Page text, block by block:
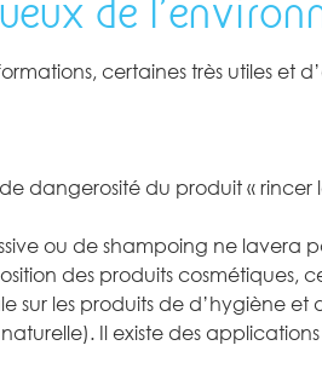
de
certaines très utiles et
dangerosité du produit « rincer
ou de shampoing ne lavera
des produits cosmétiques,
sur les produits de d’hygiène et
Il existe des